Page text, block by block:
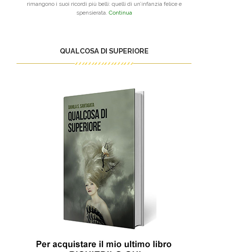
rimangono i suoi ricordi più belli: quelli di un’infanzia felice e
spensierata. Continua
QUALCOSA DI SUPERIORE